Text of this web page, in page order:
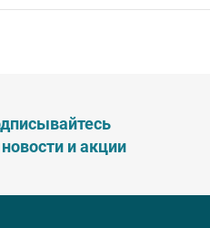
и акции